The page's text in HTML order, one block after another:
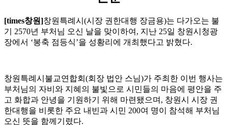
[times창원]창원특례시(시장 권한대행 장금용)는 다가오는 불
기 2570년 부처님 오신 날을 맞이하여, 지난 25일 창원시청광
장에서 ‘봉축 점등식’을 성황리에 개최했다고 밝혔다.
창원특례시불교연합회(회장 법안 스님)가 주최한 이번 행사는
부처님의 자비와 지혜의 불빛으로 시민들의 마음에 평안을 주
고 화합과 안녕을 기원하기 위해 마련됐으며, 창원시 시장 권
한대행을 비롯한 주요 내빈과 시민 200여 명이 참석해 부처님
오신 뜻을 함께기렸다.